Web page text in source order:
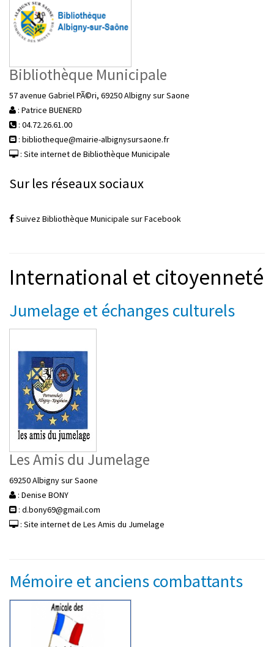
Bibliothèque Municipale
57 avenue Gabriel PÃ©ri, 69250 Albigny sur Saone
: Patrice BUENERD
: 04.72.26.61.00
: bibliotheque@mairie-albignysursaone.fr
: Site internet de Bibliothèque Municipale
Sur les réseaux sociaux
Suivez Bibliothèque Municipale sur Facebook
International et citoyenneté
Jumelage et échanges culturels
Les Amis du Jumelage
69250 Albigny sur Saone
: Denise BONY
: d.bony69@gmail.com
: Site internet de Les Amis du Jumelage
Mémoire et anciens combattants